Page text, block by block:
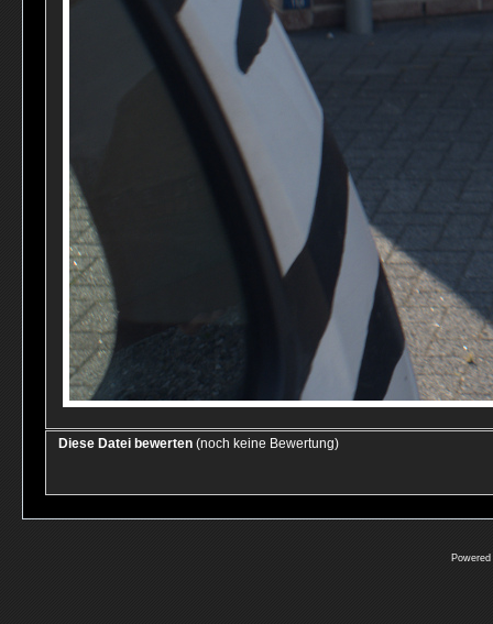
Diese Datei bewerten (noch keine Bewertung)